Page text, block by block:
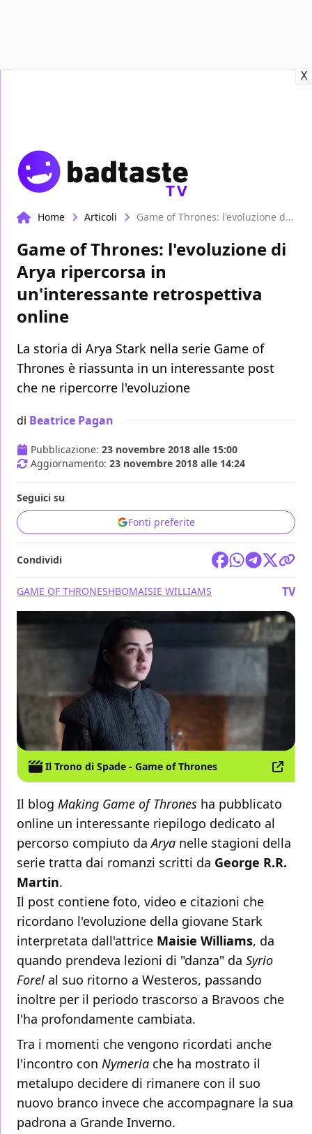
X
TV
Home Articoli Game of Thrones: l'evoluzione di Arya ripercorsa in un'interessante retrospettiva online
Game of Thrones: l'evoluzione di
Arya ripercorsa in
un'interessante retrospettiva
online
La storia di Arya Stark nella serie Game of
Thrones è riassunta in un interessante post
che ne ripercorre l'evoluzione
di Beatrice Pagan
Pubblicazione: 23 novembre 2018 alle 15:00
Aggiornamento: 23 novembre 2018 alle 14:24
Seguici su
Fonti preferite
Condividi
GAME OF THRONESHBOMAISIE WILLIAMS TV
Il Trono di Spade - Game of Thrones
Il blog Making Game of Thrones ha pubblicato
online un interessante riepilogo dedicato al
percorso compiuto daArya nelle stagioni della
serie tratta dai romanzi scritti da George R.R.
Martin.
Il post contiene foto, video e citazioni che
ricordano l'evoluzione della giovane Stark
interpretata dall'attrice Maisie Williams, da
quando prendeva lezioni di "danza" da Syrio
Forel al suo ritorno a Westeros, passando
inoltre per il periodo trascorso a Bravoos che
l'ha profondamente cambiata.
Tra i momenti che vengono ricordati anche
l'incontro con Nymeria che ha mostrato il
metalupo decidere di rimanere con il suo
nuovo branco invece che accompagnare la sua
padrona a Grande Inverno.